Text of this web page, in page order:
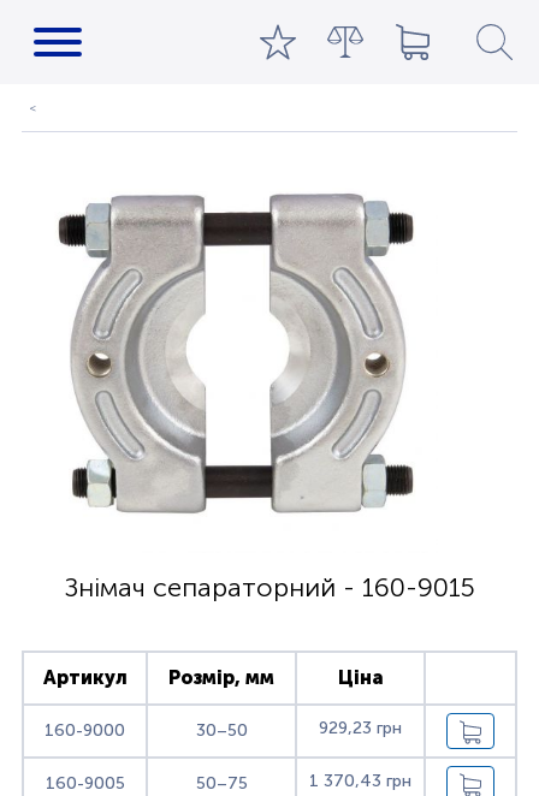
Знімач сепараторний - 160-9015
Артикул Розмір, мм Ціна
160-9000 30–50 929,23 грн
160-9005 50–75 1 370,43 грн